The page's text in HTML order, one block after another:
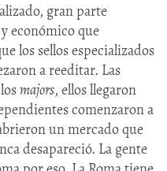
gran parte
económico que
los sellos especializados
a reeditar. Las
majors, ellos llegaron
comenzaron a
un mercado que
desapareció. La gente